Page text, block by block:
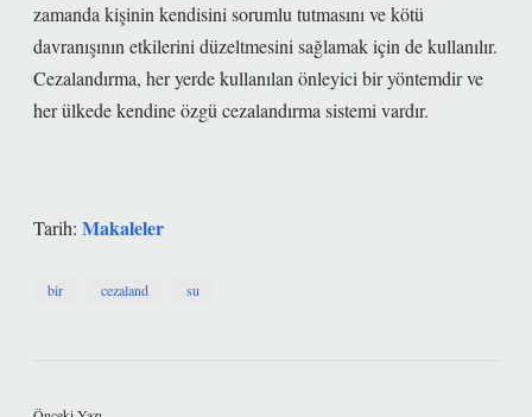
zamanda kişinin kendisini sorumlu tutmasını ve kötü
davranışının etkilerini düzeltmesini sağlamak için de kullanılır.
Cezalandırma, her yerde kullanılan önleyici bir yöntemdir ve
her ülkede kendine özgü cezalandırma sistemi vardır.
Tarih: Makaleler
bir cezaland su